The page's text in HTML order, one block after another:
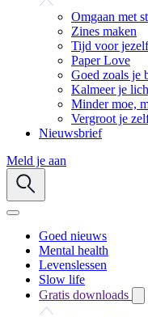
Omgaan met
Zines maken
Tijd voor jezelf
Paper Love
Goed zoals je
Kalmeer je
Minder moe,
Vergroot je
Nieuwsbrief
Meld je aan
Goed nieuws
Mental health
Levenslessen
Slow life
Gratis downloads